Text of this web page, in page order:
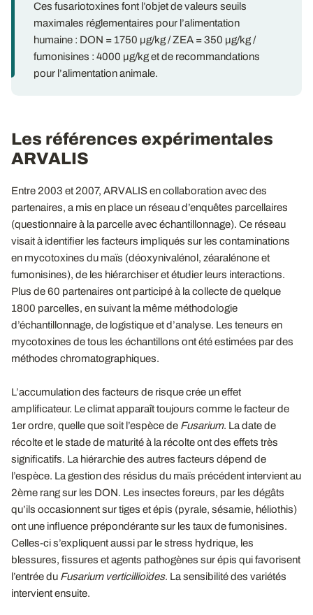
Ces fusariotoxines font l’objet de valeurs seuils
maximales réglementaires pour l’alimentation
humaine : DON = 1750 µg/kg / ZEA = 350 µg/kg /
fumonisines : 4000 µg/kg et de recommandations
pour l’alimentation animale.
Les références expérimentales
ARVALIS
Entre 2003 et 2007, ARVALIS en collaboration avec des
partenaires, a mis en place un réseau d’enquêtes parcellaires
(questionnaire à la parcelle avec échantillonnage). Ce réseau
visait à identifier les facteurs impliqués sur les contaminations
en mycotoxines du maïs (déoxynivalénol, zéaralénone et
fumonisines), de les hiérarchiser et étudier leurs interactions.
Plus de 60 partenaires ont participé à la collecte de quelque
1800 parcelles, en suivant la même méthodologie
d’échantillonnage, de logistique et d’analyse. Les teneurs en
mycotoxines de tous les échantillons ont été estimées par des
méthodes chromatographiques.
L’accumulation des facteurs de risque crée un effet
amplificateur. Le climat apparaît toujours comme le facteur de
1er ordre, quelle que soit l’espèce de Fusarium. La date de
récolte et le stade de maturité à la récolte ont des effets très
significatifs. La hiérarchie des autres facteurs dépend de
l’espèce. La gestion des résidus du maïs précédent intervient au
2ème rang sur les DON. Les insectes foreurs, par les dégâts
qu’ils occasionnent sur tiges et épis (pyrale, sésamie, héliothis)
ont une influence prépondérante sur les taux de fumonisines.
Celles-ci s’expliquent aussi par le stress hydrique, les
blessures, fissures et agents pathogènes sur épis qui favorisent
l’entrée du Fusarium verticillioïdes. La sensibilité des variétés
intervient ensuite.